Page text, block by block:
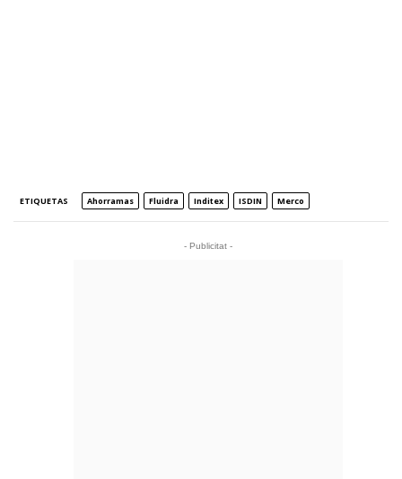
ETIQUETAS Ahorramas Fluidra Inditex ISDIN Merco
- Publicitat -